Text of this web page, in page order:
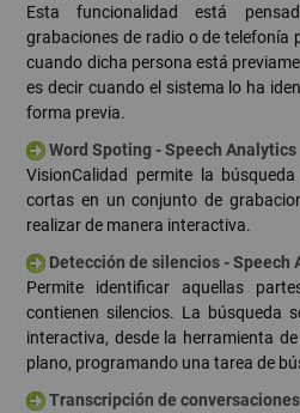
Esta funcionalidad está
grabaciones de radio o de telefonía
cuando dicha persona está
es decir cuando el sistema lo ha
forma previa.
Word Spoting - Speech Analytics
VisionCalidad permite la
cortas en un conjunto de
realizar de manera interactiva.
Detección de silencios - Speech
Permite identificar aquellas
contienen silencios. La búsqueda
interactiva, desde la herramienta
plano, programando una tarea de
Transcripción de conversaciones